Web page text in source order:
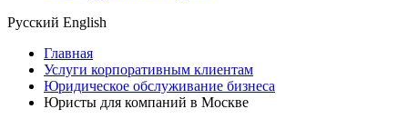
Русский English
Главная
Услуги корпоративным клиентам
Юридическое обслуживание бизнеса
Юристы для компаний в Москве